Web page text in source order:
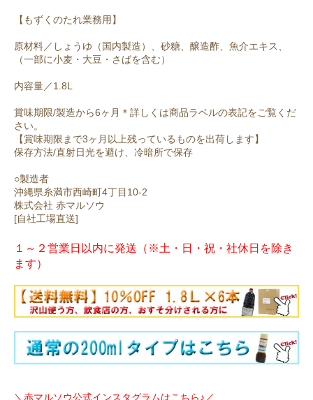
【もずくのたれ業務用】
原材料／しょうゆ（国内製造）、砂糖、醸造酢、魚介エキス、
（一部に小麦・大豆・さばを含む）
内容量／1.8L
賞味期限/製造から6ヶ月＊詳しくは商品ラベルの表記をご覧くだ
さい。
【賞味期限まで3ヶ月以上残っているものを出荷します】
保存方法/直射日光を避け、冷暗所で保存
○製造者
沖縄県糸満市西崎町4丁目10-2
株式会社 赤マルソウ
[自社工場直送]
１～２営業日以内に発送（※土・日・祝・社休日を除き
ます）
＼赤マルソウ公式インスタグラムはこちら♪／